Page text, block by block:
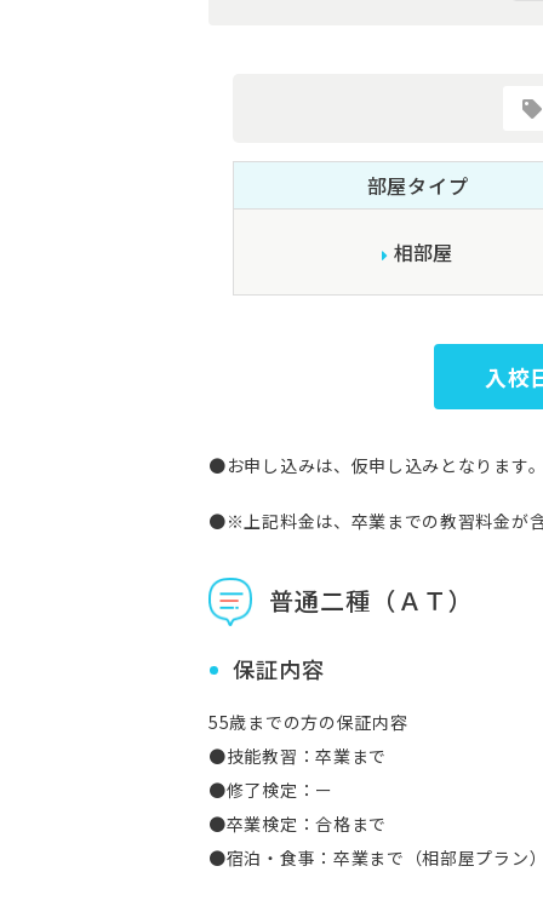
部屋タイプ
相部屋
入校
●お申し込みは、仮申し込みとなります
●※上記料金は、卒業までの教習料金が
普通二種（ＡＴ）
保証内容
55歳までの方の保証内容
●技能教習：卒業まで
●修了検定：ー
●卒業検定：合格まで
●宿泊・食事：卒業まで（相部屋プラン